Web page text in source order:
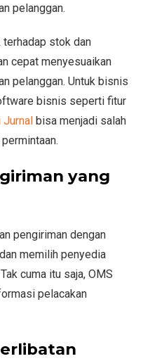
pelanggan.
stok dan
cepat menyesuaikan
pelanggan. Untuk bisnis
bisnis seperti fitur
Jurnal bisa menjadi salah
yang
pengiriman dengan
memilih penyedia
cuma itu saja, OMS
pelacakan